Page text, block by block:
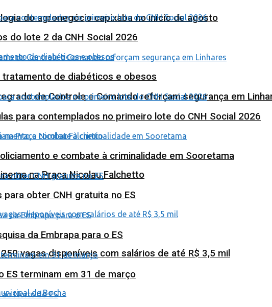
do agronegócio capixaba no início de agosto
de Controle e Comando reforçam segurança em
na Praça Nicolau Falchetto
vagas disponíveis com salários de até R$ 3,5 mil
do lote 2 da CNH Social 2026
tratamento de diabéticos e obesos
para contemplados no primeiro lote do CNH Social 2026
e combate à criminalidade em Sooretama
obter CNH gratuita no ES
da Embrapa para o ES
ES terminam em 31 de março